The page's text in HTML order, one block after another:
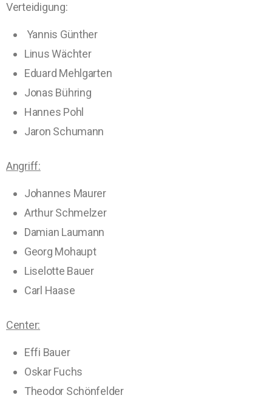
Verteidigung:
Yannis Günther
Linus Wächter
Eduard Mehlgarten
Jonas Bühring
Hannes Pohl
Jaron Schumann
Angriff:
Johannes Maurer
Arthur Schmelzer
Damian Laumann
Georg Mohaupt
Liselotte Bauer
Carl Haase
Center:
Effi Bauer
Oskar Fuchs
Theodor Schönfelder